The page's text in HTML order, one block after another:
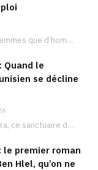
La Tunisie forme plus de femmes que d’hommes dans les filières scientifiques. Pourtant, pour beaucoup…
Quand le
se décline
Le palais d’Ennejma Ezzahra, ce sanctuaire de la musique tunisienne et méditerranéenne construit par le…
le premier roman
Hlel, qu’on ne